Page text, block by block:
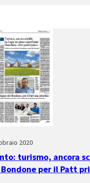
2020
turismo, ancora
per il Patt